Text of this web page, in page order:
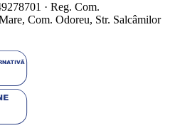
· Reg. Com.
Com. Odoreu, Str. Salcâmilor